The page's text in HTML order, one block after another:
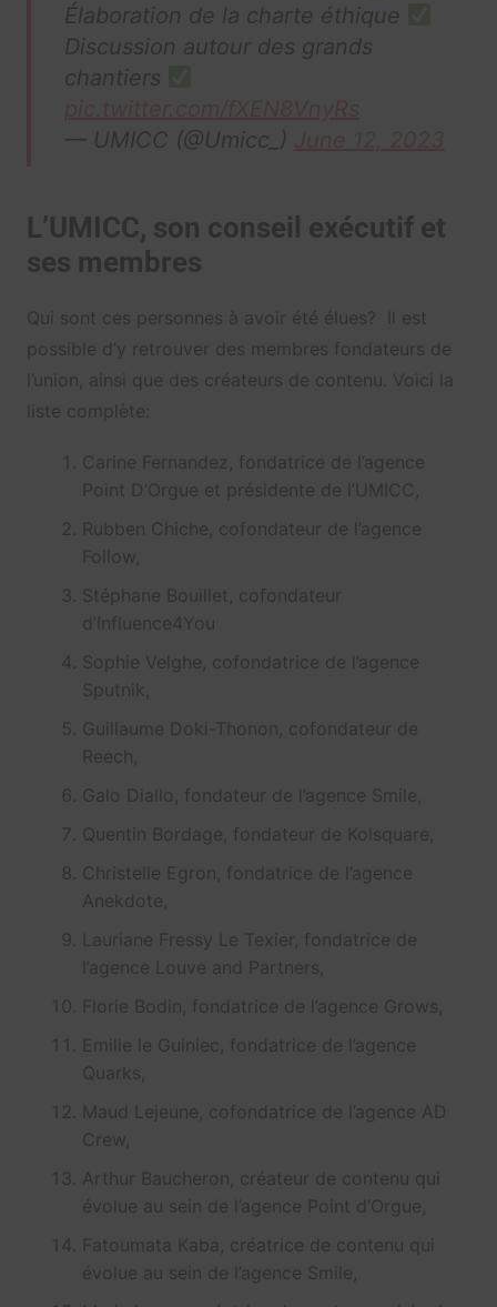
Élaboration de la charte éthique
Discussion autour des grands
chantiers
— UMICC (@Umicc_)
L’UMICC, son conseil exécutif et
ses membres
Qui sont ces personnes à avoir été élues? Il est
possible d’y retrouver des membres fondateurs de
l’union, ainsi que des créateurs de contenu. Voici la
liste complète:
Carine Fernandez, fondatrice de l’agence
Point D’Orgue et présidente de l’UMICC,
Rubben Chiche, cofondateur de l’agence
Follow,
Stéphane Bouillet, cofondateur
d’Influence4You
Sophie Velghe, cofondatrice de l’agence
Sputnik,
Guillaume Doki-Thonon, cofondateur de
Reech,
Galo Diallo, fondateur de l’agence Smile,
Quentin Bordage, fondateur de Kolsquare,
Christelle Egron, fondatrice de l’agence
Anekdote,
Lauriane Fressy Le Texier, fondatrice de
l’agence Louve and Partners,
Florie Bodin, fondatrice de l’agence Grows,
Emilie le Guiniec, fondatrice de l’agence
Quarks,
Maud Lejeune, cofondatrice de l’agence AD
Crew,
Arthur Baucheron, créateur de contenu qui
évolue au sein de l’agence Point d’Orgue,
Fatoumata Kaba, créatrice de contenu qui
évolue au sein de l’agence Smile,